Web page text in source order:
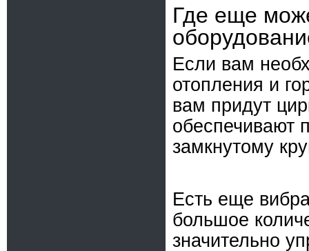
Где еще
Если вам
отопления и
вам придут
обеспечивают
замкнутому
Есть еще
большое
значительно